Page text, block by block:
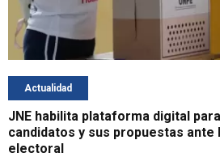
Actualidad
JNE habilita plataforma digital
candidatos y sus propuestas ante
electoral